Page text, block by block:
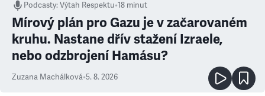
Podcasty:Výtah Respektu•18 minut
Mírový plán pro Gazu je v začarovaném
kruhu. Nastane dřív stažení Izraele,
nebo odzbrojení Hamásu?
Zuzana Machálková•5. 8. 2026